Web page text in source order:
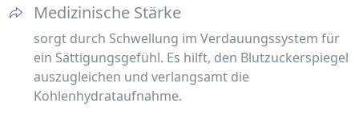
Medizinische Stärke
sorgt durch Schwellung im Verdauungssystem für
ein Sättigungsgefühl. Es hilft, den Blutzuckerspiegel
auszugleichen und verlangsamt die
Kohlenhydrataufnahme.